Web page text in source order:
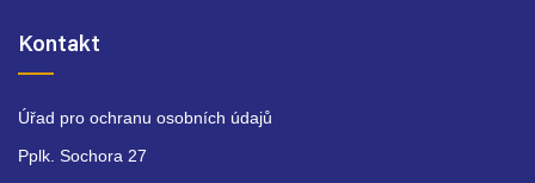
Kontakt
Úřad pro ochranu osobních údajů
Pplk. Sochora 27